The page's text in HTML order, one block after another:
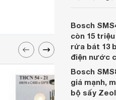
gì? Loại
đèn tích
Bosch
còn 15
rửa bát 13
điện nước
Bosch
giá mạnh,
bộ sấy